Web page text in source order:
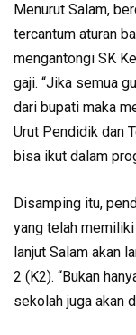
Menurut Salam,
tercantum aturan
mengantongi SK
gaji. “Jika semua
dari bupati maka
Urut Pendidik dan
bisa ikut dalam
Disamping itu,
yang telah
lanjut Salam akan
2 (K2). “Bukan
sekolah juga akan